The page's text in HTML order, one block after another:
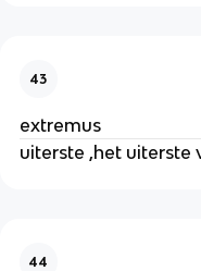
43
extremus
uiterste ,het uiterste
44